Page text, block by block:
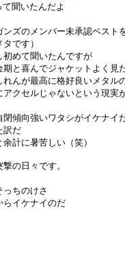
聞いたんだよ
ズのメンバー未承認ベスト
です）
初めて聞いたんですが
と喜んでジャケットよく見
んが最高に格好良いメタル
クセルじゃないという現実
傾向強いワタシがイケナイ
訳だ
計に暑苦しい（笑）
の日々です。
ちのけさ
らイケナイのだ